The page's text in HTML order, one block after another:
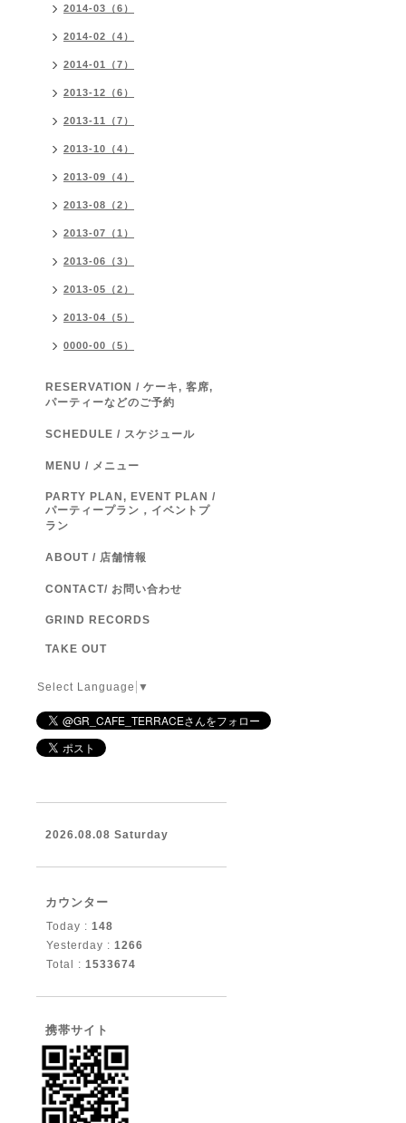
2014-03（6）
2014-02（4）
2014-01（7）
2013-12（6）
2013-11（7）
2013-10（4）
2013-09（4）
2013-08（2）
2013-07（1）
2013-06（3）
2013-05（2）
2013-04（5）
0000-00（5）
RESERVATION / ケーキ, 客席,
パーティーなどのご予約
SCHEDULE / スケジュール
MENU / メニュー
PARTY PLAN, EVENT PLAN /
パーティープラン，イベントプ
ラン
ABOUT / 店舗情報
CONTACT/ お問い合わせ
GRIND RECORDS
TAKE OUT
Select Language ▼
2026.08.08 Saturday
カウンター
Today : 148
Yesterday : 1266
Total : 1533674
携帯サイト